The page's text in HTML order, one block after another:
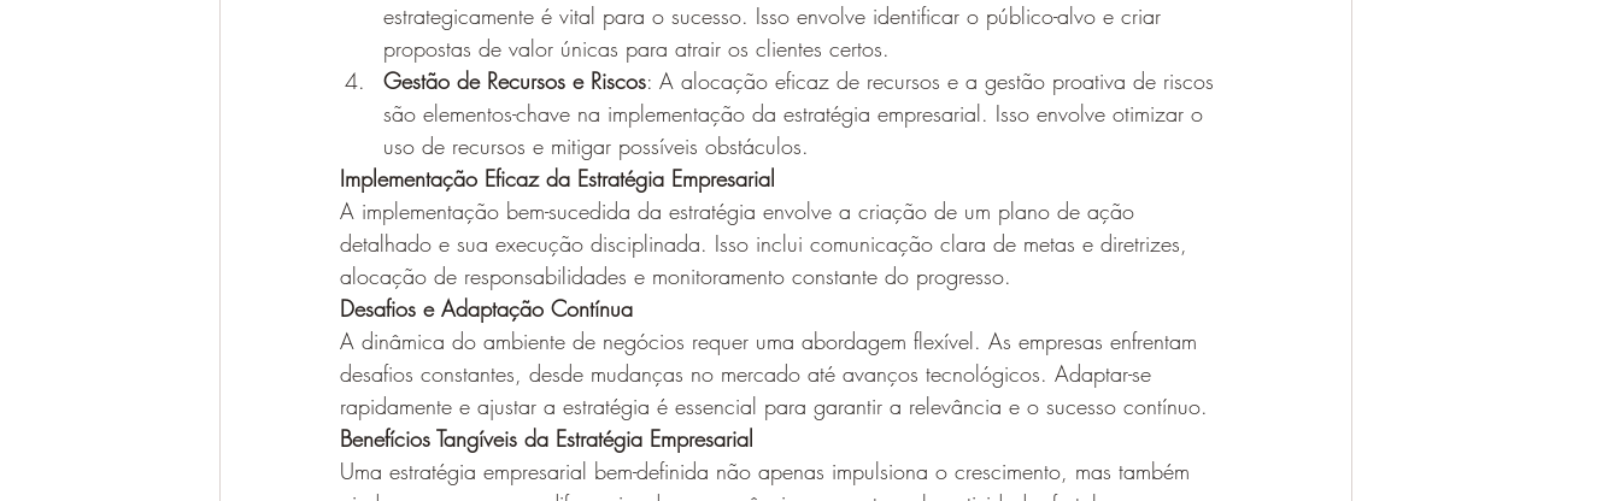
estrategicamente é vital para o sucesso. Isso envolve identificar o público-alvo e criar
propostas de valor únicas para atrair os clientes certos.
Gestão de Recursos e Riscos: A alocação eficaz de recursos e a gestão proativa de riscos
são elementos-chave na implementação da estratégia empresarial. Isso envolve otimizar o
uso de recursos e mitigar possíveis obstáculos.
Implementação Eficaz da Estratégia Empresarial
A implementação bem-sucedida da estratégia envolve a criação de um plano de ação
detalhado e sua execução disciplinada. Isso inclui comunicação clara de metas e diretrizes,
alocação de responsabilidades e monitoramento constante do progresso.
Desafios e Adaptação Contínua
A dinâmica do ambiente de negócios requer uma abordagem flexível. As empresas enfrentam
desafios constantes, desde mudanças no mercado até avanços tecnológicos. Adaptar-se
rapidamente e ajustar a estratégia é essencial para garantir a relevância e o sucesso contínuo.
Benefícios Tangíveis da Estratégia Empresarial
Uma estratégia empresarial bem-definida não apenas impulsiona o crescimento, mas também